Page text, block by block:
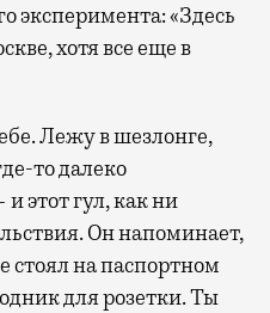
эксперимента: «Здесь
хотя все еще в
Лежу в шезлонге,
то далеко
этот гул, как ни
Он напоминает,
стоял на паспортном
для розетки. Ты